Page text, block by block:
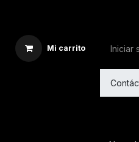
Mi carrito Iniciar